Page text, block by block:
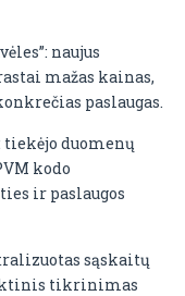
naujus
mažas kainas,
paslaugas.
duomenų
kodo
ir paslaugos
sąskaitų
tikrinimas